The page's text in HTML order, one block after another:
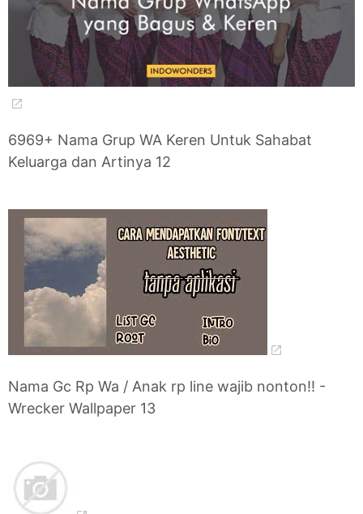
6969+ Nama Grup WA Keren Untuk Sahabat
Keluarga dan Artinya 12
Nama Gc Rp Wa / Anak rp line wajib nonton!! -
Wrecker Wallpaper 13